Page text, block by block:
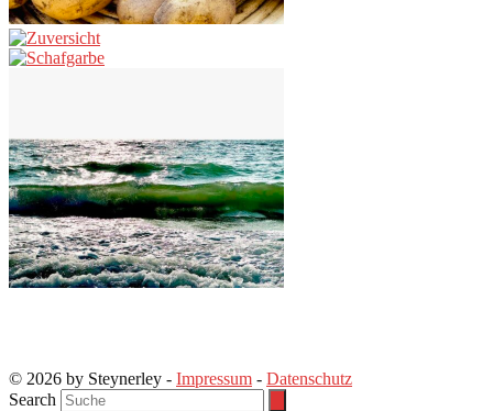
© 2026 by Steynerley - Impressum - Datenschutz
Search